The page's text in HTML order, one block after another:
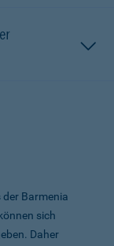
Barmenia
sich
Daher